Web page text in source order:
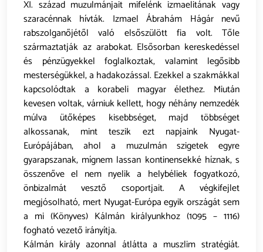
XI. század muzulmánjait mifelénk izmaelitának vagy
szaracénnak hívták. Izmael Ábrahám Hágár nevű
rabszolganőjétől való elsőszülött fia volt. Tőle
származtatják az arabokat. Elsősorban kereskedéssel
és pénzügyekkel foglalkoztak, valamint legősibb
mesterségükkel, a hadakozással. Ezekkel a szakmákkal
kapcsolódtak a korabeli magyar élethez. Miután
kevesen voltak, várniuk kellett, hogy néhány nemzedék
múlva ütőképes kisebbséget, majd többséget
alkossanak, mint teszik ezt napjaink Nyugat-
Európájában, ahol a muzulmán szigetek egyre
gyarapszanak, mígnem lassan kontinensekké híznak, s
összenőve el nem nyelik a helybéliek fogyatkozó,
önbizalmát vesztő csoportjait. A végkifejlet
megjósolható, mert Nyugat-Európa egyik országát sem
a mi (Könyves) Kálmán királyunkhoz (1095 – 1116)
fogható vezető irányítja.
Kálmán király azonnal átlátta a muszlim stratégiát.